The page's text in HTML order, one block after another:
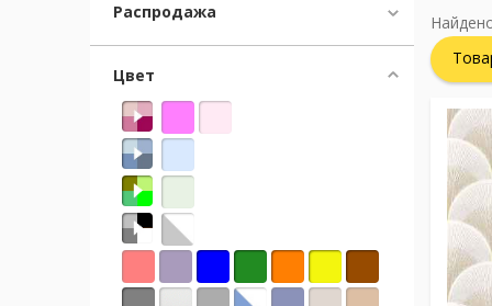
Компания
Личный кабинет
Москва (сменить город)
Заказать обратный звонок
Распродажа
Цвет